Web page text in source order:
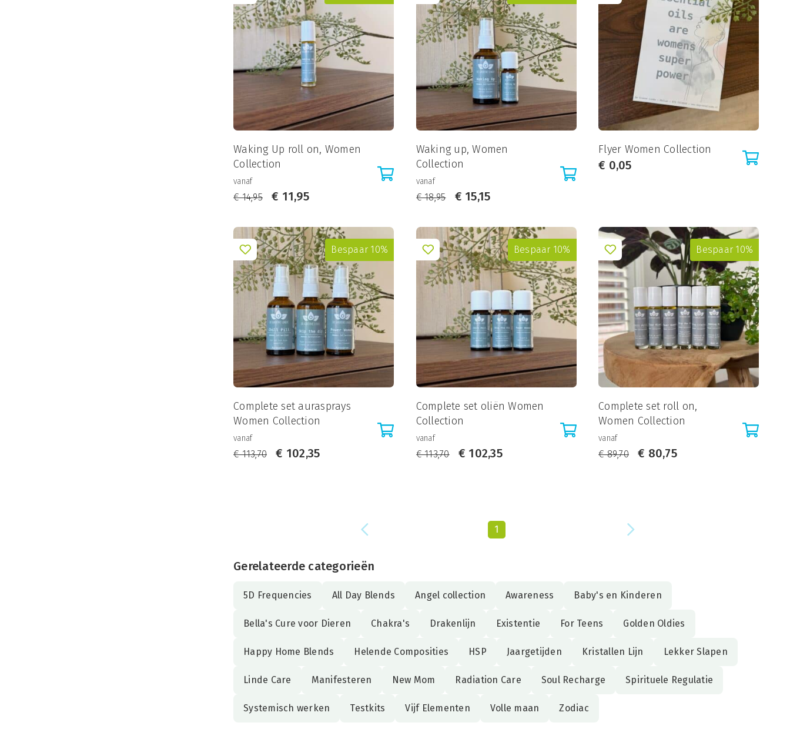
Waking Up roll on, Women
Collection
vanaf
€14,95 € 11,95
Waking up, Women
Collection
vanaf
€18,95 € 15,15
Flyer Women Collection
€ 0,05
Bespaar 10%
Complete set aurasprays
Women Collection
vanaf
€113,70 € 102,35
Bespaar 10%
Complete set oliën Women
Collection
vanaf
€113,70 € 102,35
Bespaar 10%
Complete set roll on,
Women Collection
vanaf
€89,70 € 80,75
1
Gerelateerde categorieën
5D Frequencies All Day Blends Angel collection Awareness Baby's en Kinderen
Bella's Cure voor Dieren Chakra's Drakenlijn Existentie For Teens Golden Oldies
Happy Home Blends Helende Composities HSP Jaargetijden Kristallen Lijn Lekker Slapen
Linde Care Manifesteren New Mom Radiation Care Soul Recharge Spirituele Regulatie
Systemisch werken Testkits Vijf Elementen Volle maan Zodiac